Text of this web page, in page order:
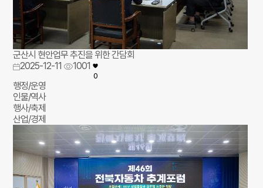
군산시 현안업무 추진을 위한 간담회
2025-12-11
1001
0
행정/운영
인물/역사
행사/축제
산업/경제